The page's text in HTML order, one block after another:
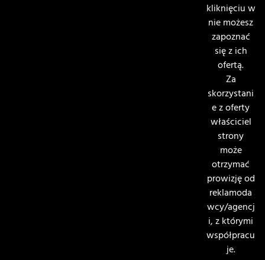
kliknięciu w
nie możesz
zapoznać
się z ich
ofertą.
Za
skorzystani
e z oferty
właściciel
strony
może
otrzymać
prowizję od
reklamoda
wcy/agencj
i, z którymi
współpracu
je.